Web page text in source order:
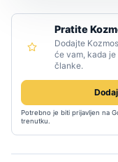
Pratite
Dodajte
će vam, kada
članke.
Potrebno je biti prijavljen na
trenutku.